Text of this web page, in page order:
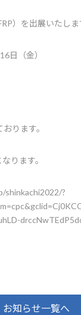
）を出展いたしま
日（金）
ります。
ります。
shinkachi2022/?
お知らせ一覧へ